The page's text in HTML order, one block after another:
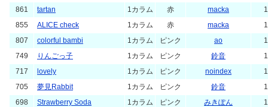
861
tartan 1カラム 赤 macka
855
ALICE check 1カラム 赤 macka
807
colorful bambi 1カラム ピンク ao
749
りんごっ子 1カラム ピンク 鈴音
717
lovely 1カラム ピンク noindex
705
夢見Rabbit 1カラム ピンク 鈴音
698
Strawberry Soda 1カラム ピンク みきぽん